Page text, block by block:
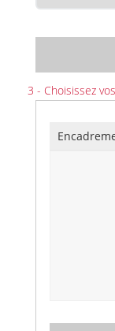
3 - Choisissez